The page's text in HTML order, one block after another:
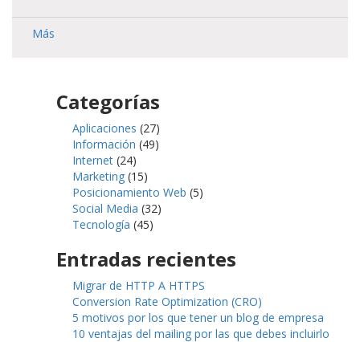
Más
Categorías
Aplicaciones (27)
Información (49)
Internet (24)
Marketing (15)
Posicionamiento Web (5)
Social Media (32)
Tecnología (45)
Entradas recientes
Migrar de HTTP A HTTPS
Conversion Rate Optimization (CRO)
5 motivos por los que tener un blog de empresa
10 ventajas del mailing por las que debes incluirlo